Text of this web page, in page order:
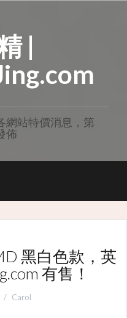
|
網站特價消息，第
佈
黑白色款，英
有售！
Carol